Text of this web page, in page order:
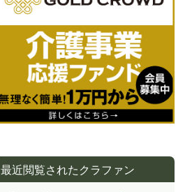
最近閲覧されたクラファン